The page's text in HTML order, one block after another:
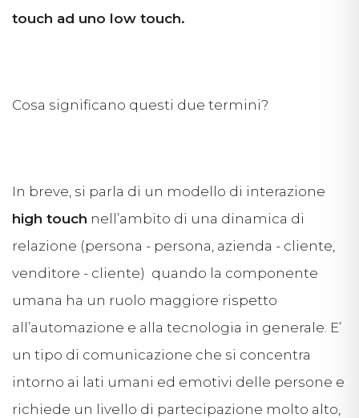
touch ad uno low touch.
Cosa significano questi due termini?
In breve, si parla di un modello di interazione
high touch nell’ambito di una dinamica di
relazione (persona - persona, azienda - cliente,
venditore - cliente) quando la componente
umana ha un ruolo maggiore rispetto
all’automazione e alla tecnologia in generale. E’
un tipo di comunicazione che si concentra
intorno ai lati umani ed emotivi delle persone e
richiede un livello di partecipazione molto alto,